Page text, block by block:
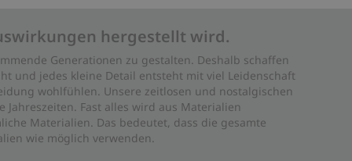
hergestellt wird.
Generationen zu gestalten. Deshalb schaffen
und jedes kleine Detail entsteht mit viel Leidenschaft
wohlfühlen. Unsere zeitlosen und nostalgischen
Fast alles wird aus Materialien
Materialien. Das bedeutet, dass die gesamte
wie möglich verwenden.